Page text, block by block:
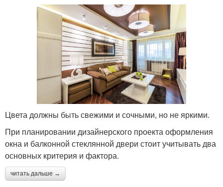
Цвета должны быть свежими и сочными, но не яркими.
При планировании дизайнерского проекта оформления
окна и балконной стеклянной двери стоит учитывать два
основных критерия и фактора.
читать дальше →